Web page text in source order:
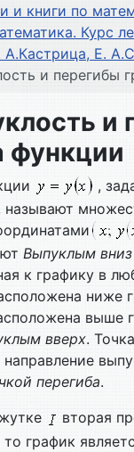
и книги по
Курс
А.Кастрица, Е.
и перегибы
и
функции
,
называют
Выпуклым вниз
к графику в
ниже
выше
вверх.
перегиба.
вторая
график